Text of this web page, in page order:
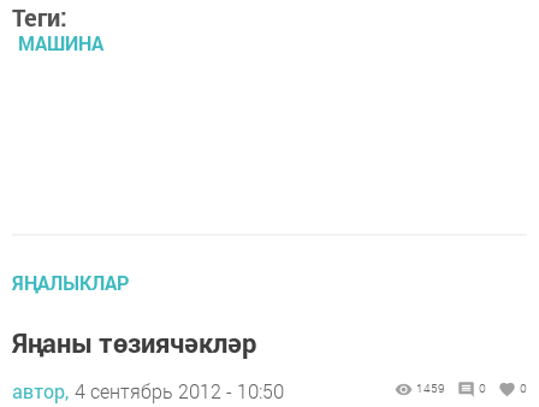
Теги:
МАШИНА
ЯҢАЛЫКЛАР
Яңаны төзиячәкләр
автор, 4 сентябрь 2012 - 10:50 1459 0 0